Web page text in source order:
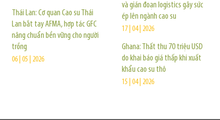
Thái Lan: Cơ quan Cao su Thái
Lan bắt tay AFMA, hợp tác GFC
nâng chuẩn bền vững cho người
trồng
06 | 05 | 2026
và gián đoạn logistics gây sức
ép lên ngành cao su
17 | 04 | 2026
Ghana: Thất thu 70 triệu USD
do khai báo giá thấp khi xuất
khẩu cao su thô
15 | 04 | 2026